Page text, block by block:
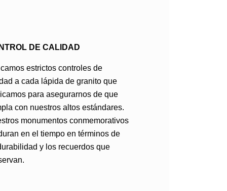
DE CALIDAD
estrictos controles de
a cada lápida de granito que
para asegurarnos de que
con nuestros altos estándares.
monumentos conmemorativos
en el tiempo en términos de
y los recuerdos que